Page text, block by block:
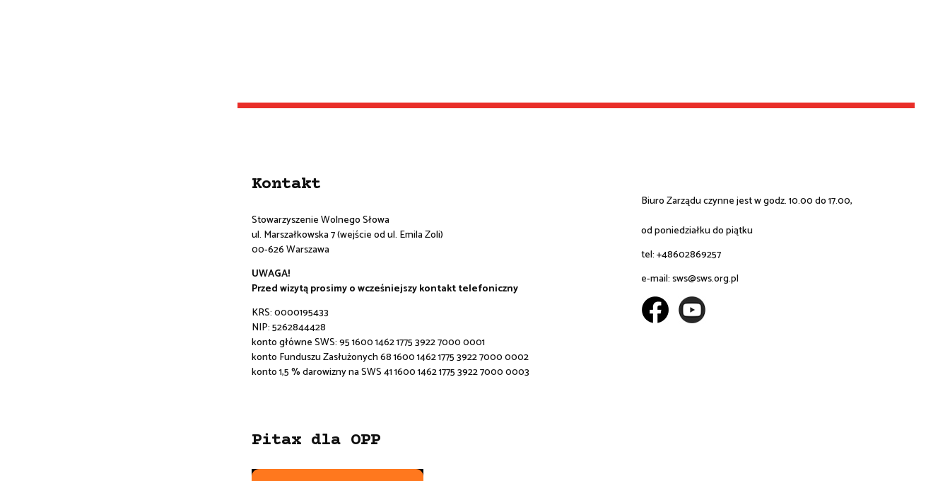
Kontakt
Stowarzyszenie Wolnego Słowa
ul. Marszałkowska 7 (wejście od ul. Emila Zoli)
00-626 Warszawa
UWAGA!
Przed wizytą prosimy o wcześniejszy kontakt telefoniczny
KRS: 0000195433
NIP: 5262844428
konto główne SWS:95 1600 1462 1775 3922 7000 0001
konto Funduszu Zasłużonych 68 1600 1462 1775 3922 7000 0002
konto 1,5 % darowizny na SWS 41 1600 1462 1775 3922 7000 0003
Biuro Zarządu czynne jest w godz. 10.00 do 17.00,
od poniedziałku do piątku
tel: +48602869257
e-mail:sws@sws.org.pl
Pitax dla OPP